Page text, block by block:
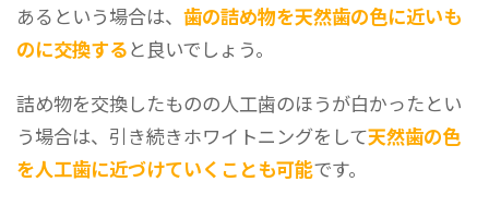
あるという場合は、歯の詰め物を天然歯の色に近いも
のに交換すると良いでしょう。
詰め物を交換したものの人工歯のほうが白かったとい
う場合は、引き続きホワイトニングをして天然歯の色
を人工歯に近づけていくことも可能です。